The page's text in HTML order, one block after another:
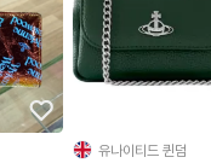
유나이티드 퀸덤